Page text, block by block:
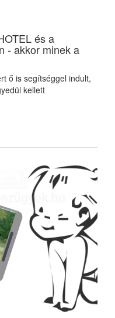
és a
- akkor minek a
ő is segítséggel indult,
kellett